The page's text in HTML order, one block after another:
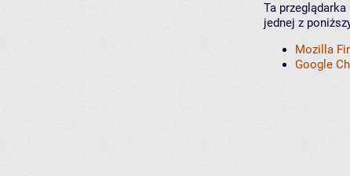
Ta
jednej z
Mozilla
Google